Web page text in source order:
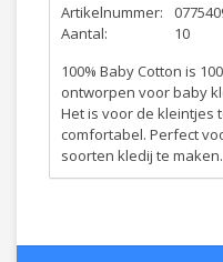
Artikelnummer:
Aantal:
10
100% Baby Cotton is
ontworpen voor baby
Het is voor de kleintjes
comfortabel. Perfect
soorten kledij te maken.